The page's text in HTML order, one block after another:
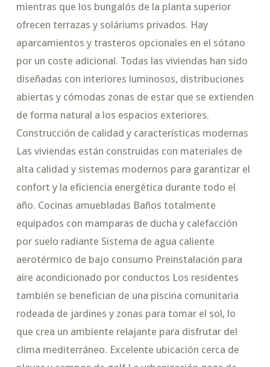
mientras que los bungalós de la planta superior
ofrecen terrazas y soláriums privados. Hay
aparcamientos y trasteros opcionales en el sótano
por un coste adicional. Todas las viviendas han sido
diseñadas con interiores luminosos, distribuciones
abiertas y cómodas zonas de estar que se extienden
de forma natural a los espacios exteriores.
Construcción de calidad y características modernas
Las viviendas están construidas con materiales de
alta calidad y sistemas modernos para garantizar el
confort y la eficiencia energética durante todo el
año. Cocinas amuebladas Baños totalmente
equipados con mamparas de ducha y calefacción
por suelo radiante Sistema de agua caliente
aerotérmico de bajo consumo Preinstalación para
aire acondicionado por conductos Los residentes
también se benefician de una piscina comunitaria
rodeada de jardines y zonas para tomar el sol, lo
que crea un ambiente relajante para disfrutar del
clima mediterráneo. Excelente ubicación cerca de